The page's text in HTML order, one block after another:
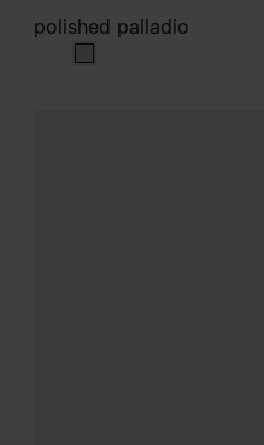
polished palladio
polished palladio